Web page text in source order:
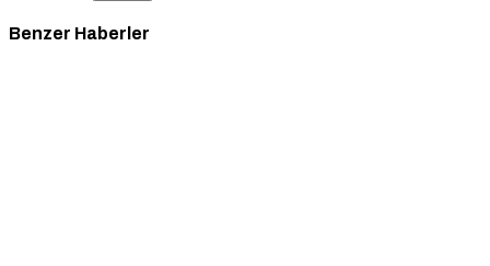
Benzer Haberler